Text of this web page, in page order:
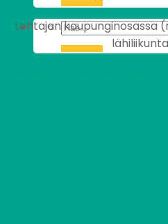
Lohtajan kaupunginosassa